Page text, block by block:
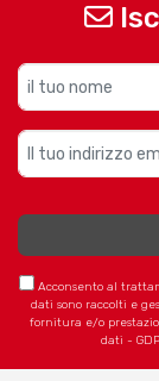
Acconsento al
dati sono raccolti e
fornitura e/o
dati -